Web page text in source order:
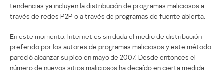
tendencias ya incluyen la distribución de programas maliciosos a
través de redes P2P o a través de programas de fuente abierta.
En este momento, Internet es sin duda el medio de distribución
preferido por los autores de programas maliciosos y este método
pareció alcanzar su pico en mayo de 2007. Desde entonces el
número de nuevos sitios maliciosos ha decaído en cierta medida.